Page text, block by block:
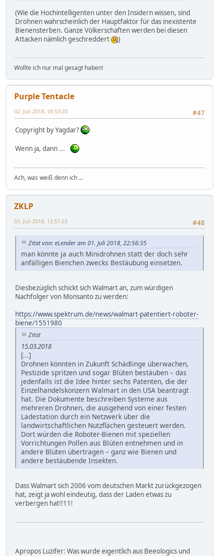
(Wie die Hochintelligenten unter den Insidern wissen, sind
Drohnen wahrscheinlich der Hauptfaktor für das inexistente
Bienensterben. Ganze Völkerschaften werden bei diesen
Attacken nämlich geschreddert
)
Wollte ich nur mal gesagt haben!
Purple Tentacle
#47
02. Juli 2018, 18:53:20
Copyright by Yagdar?
Wenn ja, dann ...
Ach, was weiß denn ich ...
ZKLP
#48
03. Juli 2018, 12:57:23
Zitat von: eLender am 01. Juli 2018, 22:56:35
man könnte ja auch Minidrohnen statt der doch sehr
anfälligen Bienchen zwecks Bestäubung einsetzen.
Diesbezüglich schickt sich Walmart an, zum würdigen
Nachfolger von Monsanto zu werden:
https://www.spektrum.de/news/walmart-patentiert-roboter-
biene/1551980
Zitat
15.03.2018
[...]
Drohnen könnten in Zukunft Schädlinge überwachen,
Pestizide spritzen und sogar Blüten bestäuben – das
jedenfalls ist die Idee hinter sechs Patenten, die der
Einzelhandelskonzern Walmart in den USA beantragt
hat. Die Dokumente beschreiben Systeme aus
mehreren Drohnen, die ausgehend von einer festen
Ladestation durch ein Netzwerk über die
landwirtschaftlichen Nutzflächen gesteuert werden.
Dort würden die Roboter-Bienen mit speziellen
Vorrichtungen Pollen aus Blüten entnehmen und in
andere Blüten übertragen – ganz wie Bienen und
andere bestäubende Insekten.
Dass Walmart sich 2006 vom deutschen Markt zurückgezogen
hat, zeigt ja wohl eindeutig, dass der Laden etwas zu
verbergen hat!!11!
Apropos Luzifer: Was wurde eigentlich aus Beeologics und